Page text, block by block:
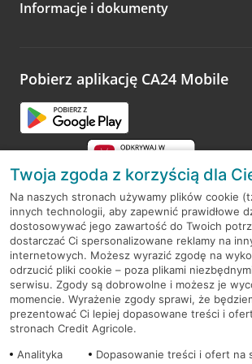
Zachęcamy do podzielenia się z nami
opinie.
Informacje i dokumenty
Pobierz aplikację CA24 Mobile
RODO
Regulamin serwisu
Mapa serwisu
PolitykaCookies
Twoja zgoda z korzyścią dla
Na naszych stronach używamy plików cookie
innych technologii, aby zapewnić prawidłowe
dostosowywać jego zawartość do Twoich
dostarczać Ci spersonalizowane reklamy na
internetowych. Możesz wyrazić zgodę na
odrzucić pliki cookie – poza plikami
serwisu. Zgody są dobrowolne i możesz je
momencie. Wyrażenie zgody sprawi, że
prezentować Ci lepiej dopasowane treści i
stronach Credit Agricole.
Analityka
Dopasowanie treści i ofert na